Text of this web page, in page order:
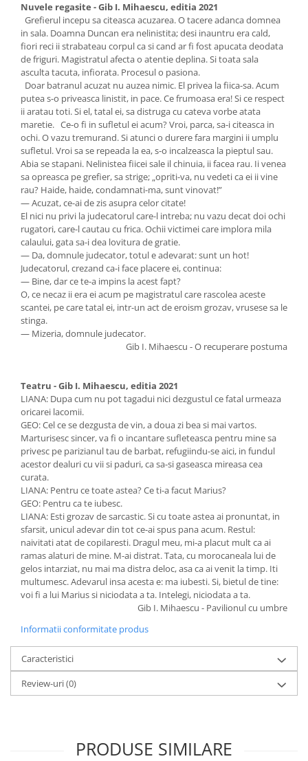
Nuvele regasite - Gib I. Mihaescu, editia 2021
Grefierul incepu sa citeasca acuzarea. O tacere adanca domnea
in sala. Doamna Duncan era nelinistita; desi inauntru era cald,
fiori reci ii strabateau corpul ca si cand ar fi fost apucata deodata
de friguri. Magistratul afecta o atentie deplina. Si toata sala
asculta tacuta, infiorata. Procesul o pasiona.
Doar batranul acuzat nu auzea nimic. El privea la fiica-sa. Acum
putea s-o priveasca linistit, in pace. Ce frumoasa era! Si ce respect
ii aratau toti. Si el, tatal ei, sa distruga cu cateva vorbe atata
maretie. Ce-o fi in sufletul ei acum? Vroi, parca, sa-i citeasca in
ochi. O vazu tremurand. Si atunci o durere fara margini ii umplu
sufletul. Vroi sa se repeada la ea, s-o incalzeasca la pieptul sau.
Abia se stapani. Nelinistea fiicei sale il chinuia, ii facea rau. Ii venea
sa opreasca pe grefier, sa strige; „opriti-va, nu vedeti ca ei ii vine
rau? Haide, haide, condamnati-ma, sunt vinovat!”
— Acuzat, ce-ai de zis asupra celor citate!
El nici nu privi la judecatorul care-l intreba; nu vazu decat doi ochi
rugatori, care-l cautau cu frica. Ochii victimei care implora mila
calaului, gata sa-i dea lovitura de gratie.
— Da, domnule judecator, totul e adevarat: sunt un hot!
Judecatorul, crezand ca-i face placere ei, continua:
— Bine, dar ce te-a impins la acest fapt?
O, ce necaz ii era ei acum pe magistratul care rascolea aceste
scantei, pe care tatal ei, intr-un act de eroism grozav, vrusese sa le
stinga.
— Mizeria, domnule judecator.
Gib I. Mihaescu - O recuperare postuma
Teatru - Gib I. Mihaescu, editia 2021
LIANA: Dupa cum nu pot tagadui nici dezgustul ce fatal urmeaza
oricarei lacomii.
GEO: Cel ce se dezgusta de vin, a doua zi bea si mai vartos.
Marturisesc sincer, va fi o incantare sufleteasca pentru mine sa
privesc pe parizianul tau de barbat, refugiindu-se aici, in fundul
acestor dealuri cu vii si paduri, ca sa-si gaseasca mireasa cea
curata.
LIANA: Pentru ce toate astea? Ce ti-a facut Marius?
GEO: Pentru ca te iubesc.
LIANA: Esti grozav de sarcastic. Si cu toate astea ai pronuntat, in
sfarsit, unicul adevar din tot ce-ai spus pana acum. Restul:
naivitati atat de copilaresti. Dragul meu, mi-a placut mult ca ai
ramas alaturi de mine. M-ai distrat. Tata, cu morocaneala lui de
gelos intarziat, nu mai ma distra deloc, asa ca ai venit la timp. Iti
multumesc. Adevarul insa acesta e: ma iubesti. Si, bietul de tine:
voi fi a lui Marius si niciodata a ta. Intelegi, niciodata a ta.
Gib I. Mihaescu - Pavilionul cu umbre
Informatii conformitate produs
Caracteristici
Review-uri(0)
PRODUSE SIMILARE